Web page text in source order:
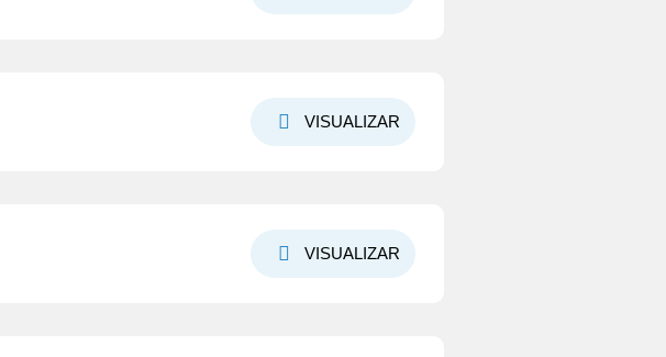
VISUALIZAR
VISUALIZAR